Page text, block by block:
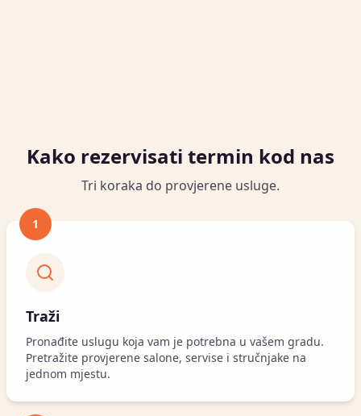
Kako rezervisati termin kod nas
Tri koraka do provjerene usluge.
1
Traži
Pronađite uslugu koja vam je potrebna u vašem gradu.
Pretražite provjerene salone, servise i stručnjake na
jednom mjestu.